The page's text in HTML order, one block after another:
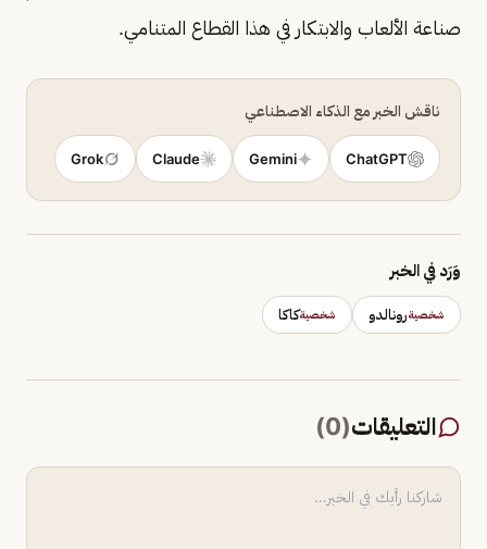
صناعة الألعاب والابتكار في هذا القطاع المتنامي.
ناقش الخبر مع الذكاء الاصطناعي
ChatGPT
Gemini
Claude
Grok
وَرَد في الخبر
شخصيةرونالدو شخصيةكاكا
التعليقات(
0
)